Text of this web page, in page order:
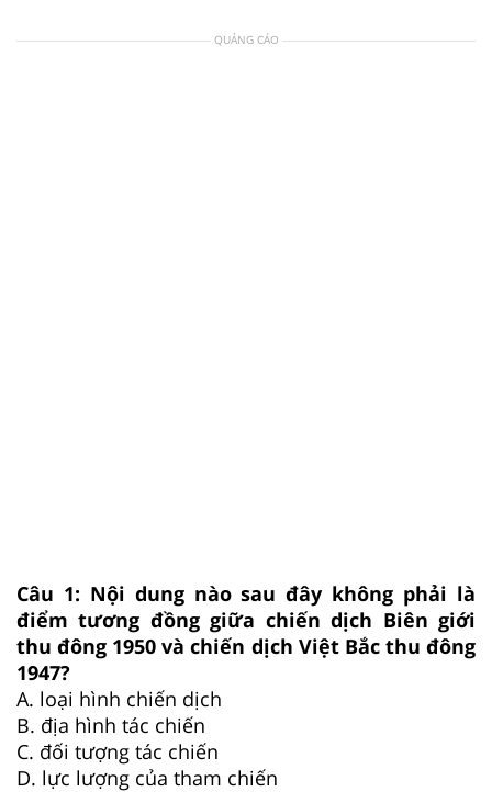
QUẢNG CÁO
Câu 1: Nội dung nào sau đây không phải là
điểm tương đồng giữa chiến dịch Biên giới
thu đông 1950 và chiến dịch Việt Bắc thu đông
1947?
A. loại hình chiến dịch
B. địa hình tác chiến
C. đối tượng tác chiến
D. lực lượng của tham chiến